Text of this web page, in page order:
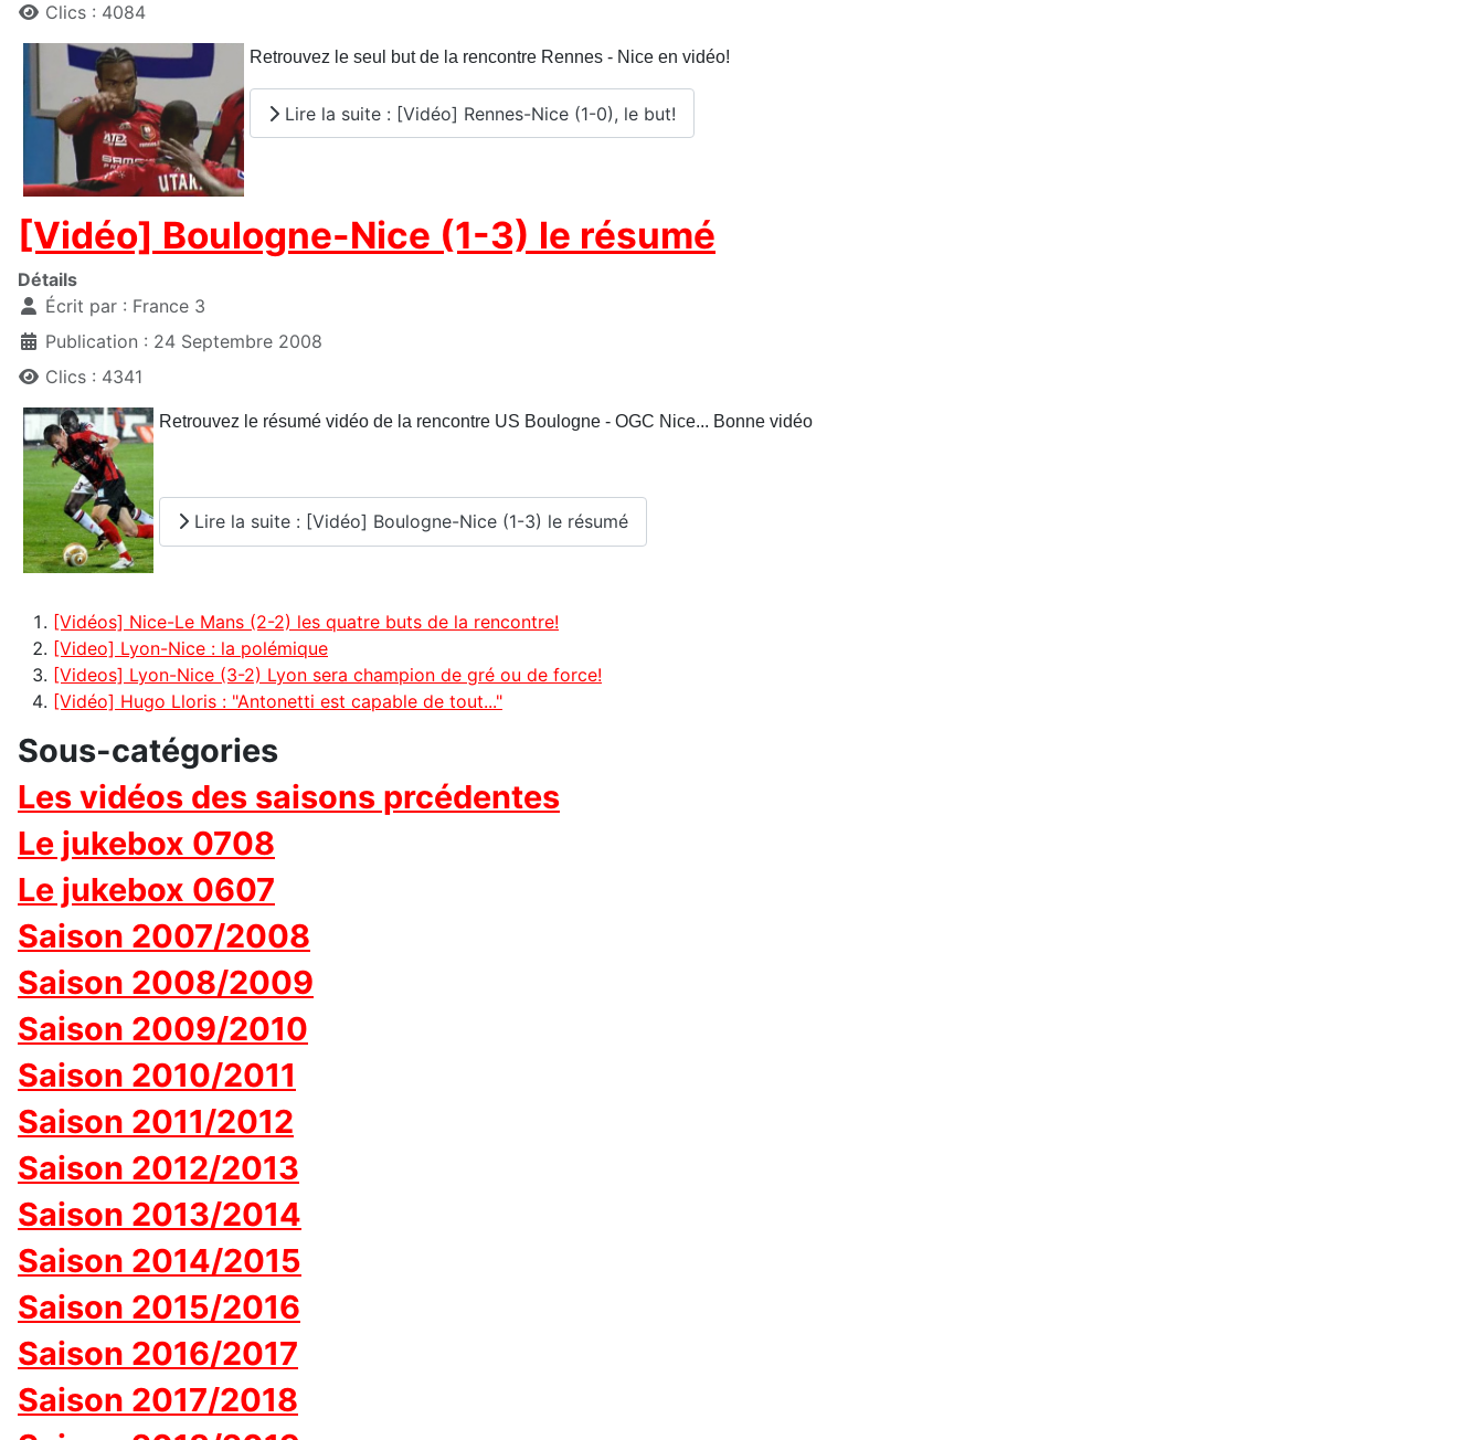
Clics : 4084
Retrouvez le seul but de la rencontre Rennes - Nice en vidéo!
Lire la suite : [Vidéo] Rennes-Nice (1-0), le but!
[Vidéo] Boulogne-Nice (1-3) le résumé
Détails
Écrit par : France 3
Publication : 24 Septembre 2008
Clics : 4341
Retrouvez le résumé vidéo de la rencontre US Boulogne - OGC Nice... Bonne vidéo
Lire la suite : [Vidéo] Boulogne-Nice (1-3) le résumé
[Vidéos] Nice-Le Mans (2-2) les quatre buts de la rencontre!
[Video] Lyon-Nice : la polémique
[Videos] Lyon-Nice (3-2) Lyon sera champion de gré ou de force!
[Vidéo] Hugo Lloris : "Antonetti est capable de tout..."
Sous-catégories
Les vidéos des saisons prcédentes
Le jukebox 0708
Le jukebox 0607
Saison 2007/2008
Saison 2008/2009
Saison 2009/2010
Saison 2010/2011
Saison 2011/2012
Saison 2012/2013
Saison 2013/2014
Saison 2014/2015
Saison 2015/2016
Saison 2016/2017
Saison 2017/2018